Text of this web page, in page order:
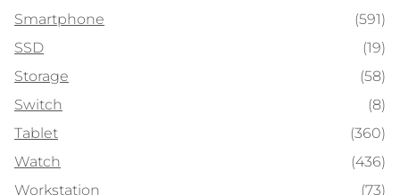
Smartphone
(591)
SSD
(19)
Storage
(58)
Switch
(8)
Tablet
(360)
Watch
(436)
Workstation
(73)